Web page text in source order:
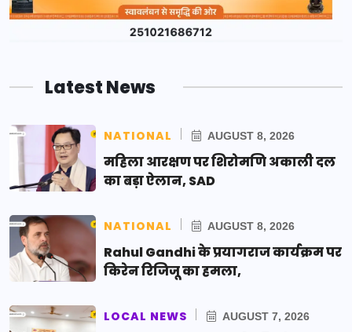
Latest News
NATIONAL AUGUST 8, 2026
महिला आरक्षण पर शिरोमणि अकाली दल
का बड़ा ऐलान, SAD
NATIONAL AUGUST 8, 2026
Rahul Gandhi के प्रयागराज कार्यक्रम पर
किरेन रिजिजू का हमला,
LOCAL NEWS AUGUST 7, 2026